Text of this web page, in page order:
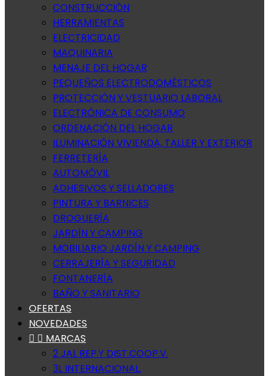
CONSTRUCCIÓN
HERRAMIENTAS
ELECTRICIDAD
MAQUINARIA
MENAJE DEL HOGAR
PEQUEÑOS ELECTRODOMÉSTICOS
PROTECCIÓN Y VESTUARIO LABORAL
ELECTRÓNICA DE CONSUMO
ORDENACIÓN DEL HOGAR
ILUMINACIÓN VIVIENDA, TALLER Y EXTERIOR
FERRETERÍA
AUTOMÓVIL
ADHESIVOS Y SELLADORES
PINTURA Y BARNICES
DROGUERÍA
JARDÍN Y CAMPING
MOBILIARIO JARDÍN Y CAMPING
CERRAJERÍA Y SEGURIDAD
FONTANERÍA
BAÑO Y SANITARIO
OFERTAS
NOVEDADES
  MARCAS
2 JAL REP.Y DIST.COOP.V.
3L INTERNACIONAL.